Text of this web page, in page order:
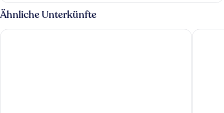
Ähnliche Unterkünfte
MOXY Frankfurt East ibis